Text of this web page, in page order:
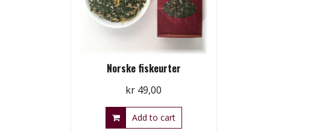
Norske fiskeurter
kr 49,00
Add to cart